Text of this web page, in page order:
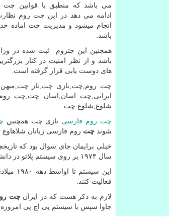
می باشد که منطبق با قوانین چت
ادامه می دهد در این چت روم
انجام میشود و مدیریت چت اماده
باشد.
همچنین این چتروم ثبت شده در
باشد و از نظر امنیت در کنار
های دوست یابی قرار گرفته است.
چت روم,چت,نازی چت,ناز
ایرانی,چت اسان,اسان چت,چت
شلوغ,شلوغ چت
چت روم فارسی نازی چت همچنین
شوند چت روم فارسی زبانان
خیلی برایمان جای سوال بود که
سال ۱۹۷۴ بر روی سیستم پلاتو در دانشگاه ایلینوی در طراحی شد.
فعالیت کنند.
لازم به ذکر هست که در ایرانچت
جاوا سپس با سیستم پی اچ پی امروزه